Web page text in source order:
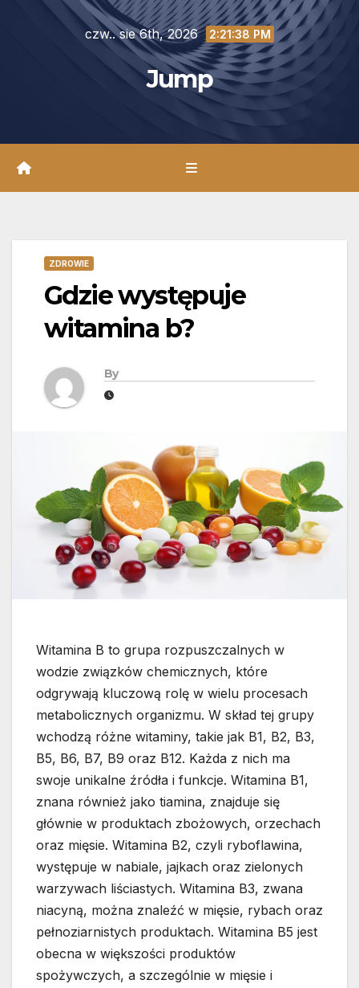
czw.. sie 6th, 2026 2:21:40 PM
Jump
ZDROWIE
Gdzie występuje
witamina b?
By
Witamina B to grupa rozpuszczalnych w
wodzie związków chemicznych, które
odgrywają kluczową rolę w wielu procesach
metabolicznych organizmu. W skład tej grupy
wchodzą różne witaminy, takie jak B1, B2, B3,
B5, B6, B7, B9 oraz B12. Każda z nich ma
swoje unikalne źródła i funkcje. Witamina B1,
znana również jako tiamina, znajduje się
głównie w produktach zbożowych, orzechach
oraz mięsie. Witamina B2, czyli ryboflawina,
występuje w nabiale, jajkach oraz zielonych
warzywach liściastych. Witamina B3, zwana
niacyną, można znaleźć w mięsie, rybach oraz
pełnoziarnistych produktach. Witamina B5 jest
obecna w większości produktów
spożywczych, a szczególnie w mięsie i